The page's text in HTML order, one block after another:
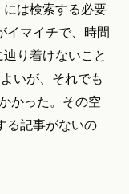
は検索する必要
イマイチで、時間
り着けないこと
いが、それでも
かった。その空
る記事がないの